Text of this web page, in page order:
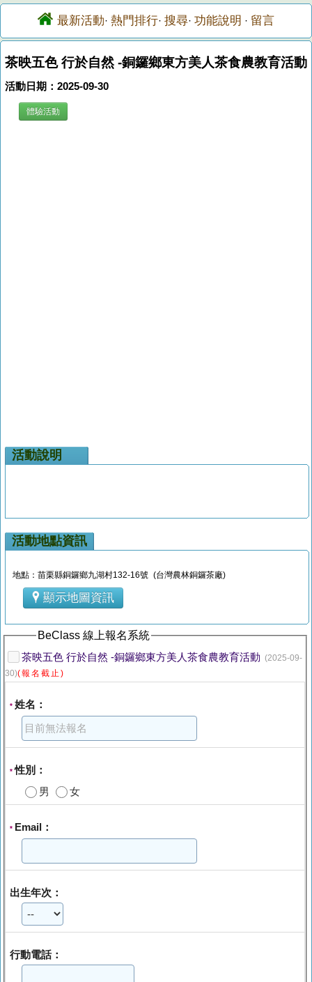
最新活動· 熱門排行· 搜尋· 功能說明 · 留言
茶映五色 行於自然 -銅鑼鄉東方美人茶食農教育活動
活動日期：2025-09-30
體驗活動
活動說明
活動地點資訊
地點：苗栗縣銅鑼鄉九湖村132-16號 (台灣農林銅鑼茶廠)
顯示地圖資訊
BeClass 線上報名系統
茶映五色 行於自然 -銅鑼鄉東方美人茶食農教育活動 (2025-09-
30)(報名截止)
* 姓名：
*性別：
男
女
* Email：
出生年次：
行動電話：